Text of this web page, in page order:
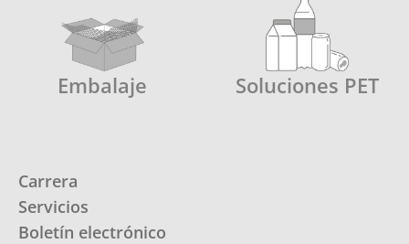
Embalaje Soluciones PET
Carrera
Servicios
Boletín electrónico